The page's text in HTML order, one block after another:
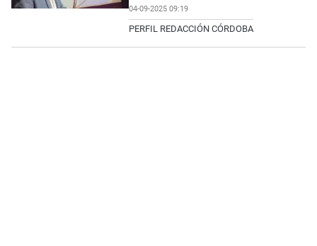
04-09-2025 09:19
PERFIL REDACCIÓN CÓRDOBA